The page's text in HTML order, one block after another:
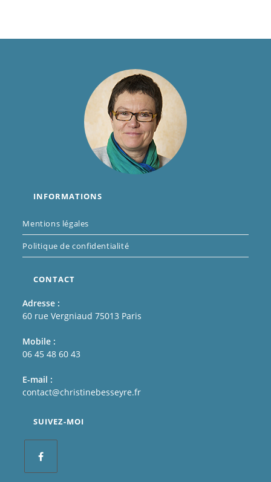
INFORMATIONS
Mentions légales
Politique de confidentialité
CONTACT
Adresse :
60 rue Vergniaud 75013 Paris
Mobile :
06 45 48 60 43
E-mail :
contact@christinebesseyre.fr
SUIVEZ-MOI